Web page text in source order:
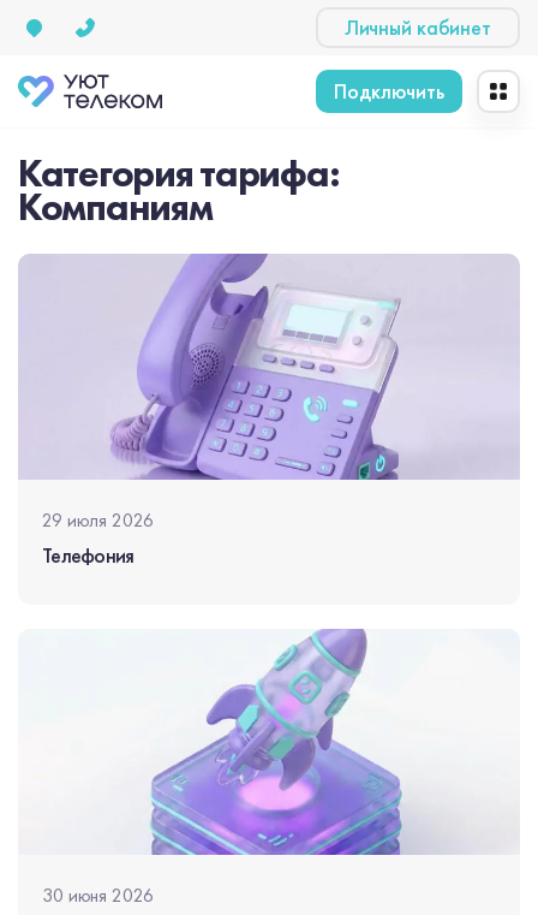
Личный кабинет
Подключить
Категория тарифа:
Компаниям
29 июля 2026
Телефония
30 июня 2026